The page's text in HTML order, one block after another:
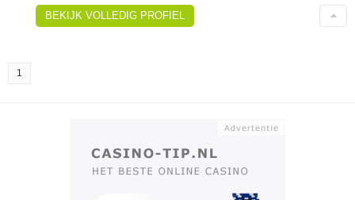
BEKIJK VOLLEDIG PROFIEL
1